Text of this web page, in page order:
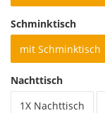
Schminktisch
mit Schminktisch
Nachttisch
1X Nachttisch